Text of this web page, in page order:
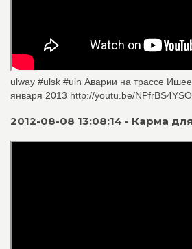
ulway #ulsk #uln Аварии на трассе
января 2013 http://youtu.be/
2012-08-08 13:08:14 - Карма